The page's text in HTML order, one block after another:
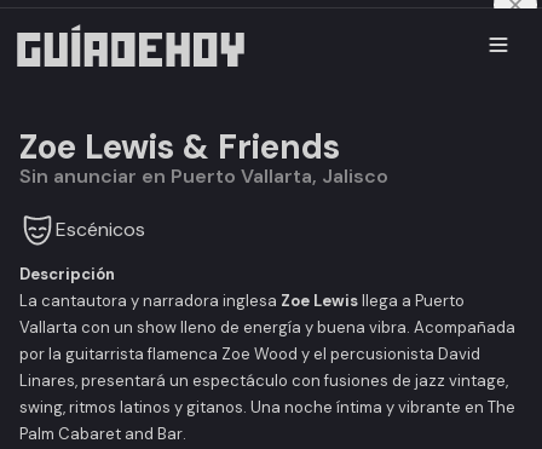
Zoe Lewis & Friends
Sin anunciar en Puerto Vallarta, Jalisco
Escénicos
Descripción
La cantautora y narradora inglesa Zoe Lewisllega a Puerto
Vallarta con un show lleno de energía y buena vibra. Acompañada
por la guitarrista flamenca Zoe Wood y el percusionista David
Linares, presentará un espectáculo con fusiones de jazz vintage,
swing, ritmos latinos y gitanos. Una noche íntima y vibrante en The
Palm Cabaret and Bar.